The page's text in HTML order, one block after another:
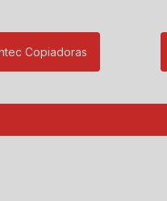
Copiadoras